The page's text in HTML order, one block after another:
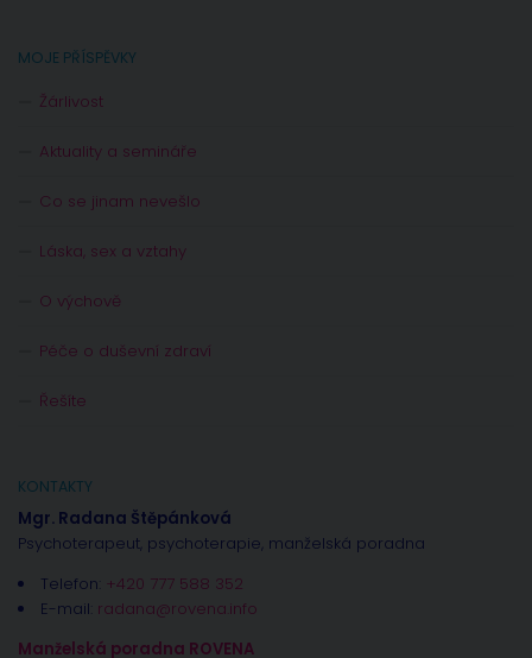
MOJE PŘÍSPĚVKY
Žárlivost
Aktuality a semináře
Co se jinam nevešlo
Láska, sex a vztahy
O výchově
Péče o duševní zdraví
Řešíte
KONTAKTY
Mgr. Radana Štěpánková
Psychoterapeut, psychoterapie, manželská poradna
Telefon: +420 777 588 352
E-mail: radana@rovena.info
Manželská poradna ROVENA